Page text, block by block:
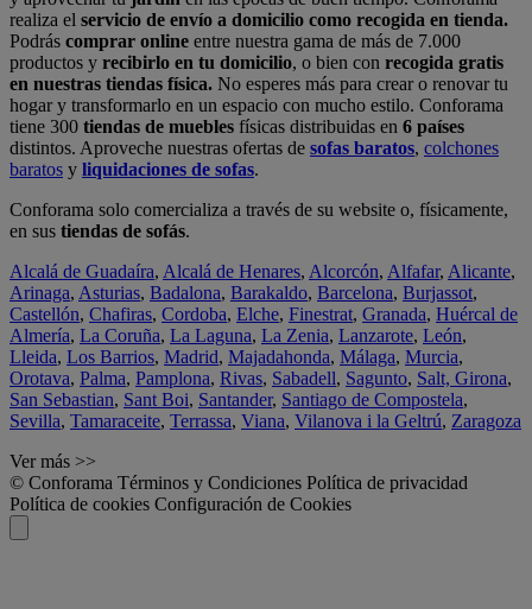
realiza el servicio de envío a domicilio como recogida en tienda.
Podrás comprar online entre nuestra gama de más de 7.000
productos y recibirlo en tu domicilio, o bien con recogida gratis
en nuestras tiendas física. No esperes más para crear o renovar tu
hogar y transformarlo en un espacio con mucho estilo. Conforama
tiene 300 tiendas de muebles físicas distribuidas en 6 países
distintos. Aproveche nuestras ofertas de sofas baratos, colchones
baratos y liquidaciones de sofas.
Conforama solo comercializa a través de su website o, físicamente,
en sus tiendas de sofás.
Alcalá de Guadaíra, Alcalá de Henares, Alcorcón, Alfafar, Alicante,
Arinaga, Asturias, Badalona, Barakaldo, Barcelona, Burjassot,
Castellón, Chafiras, Cordoba, Elche, Finestrat, Granada, Huércal de
Almería, La Coruña, La Laguna, La Zenia, Lanzarote, León,
Lleida, Los Barrios, Madrid, Majadahonda, Málaga, Murcia,
Orotava, Palma, Pamplona, Rivas, Sabadell, Sagunto, Salt, Girona,
San Sebastian, Sant Boi, Santander, Santiago de Compostela,
Sevilla, Tamaraceite, Terrassa, Viana, Vilanova i la Geltrú, Zaragoza
Ver más >>
© Conforama Términos y Condiciones Política de privacidad
Política de cookies Configuración de Cookies